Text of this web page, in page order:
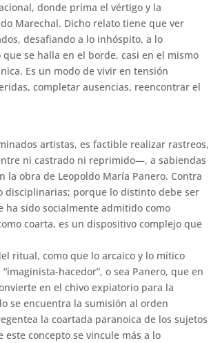
donde prima el vértigo y la
Marechal. Dicho relato tiene que ver
desafiando a lo inhóspito, a lo
se halla en el borde, casi en el mismo
Es un modo de vivir en tensión
completar ausencias, reencontrar el
artistas, es factible realizar rastreos,
ni castrado ni reprimido—, a sabiendas
la obra de Leopoldo María Panero. Contra
disciplinarias; porque lo distinto debe ser
ha sido socialmente admitido como
coarta, es un dispositivo complejo que
ritual, como que lo arcaico y lo mítico
hacedor”, o sea Panero, que en
en el chivo expiatorio para la
se encuentra la sumisión al orden
la coartada paranoica de los sujetos
concepto se vincule más a lo